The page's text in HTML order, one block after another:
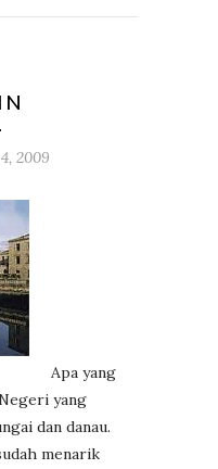
2009
Apa yang
yang
dan danau.
menarik